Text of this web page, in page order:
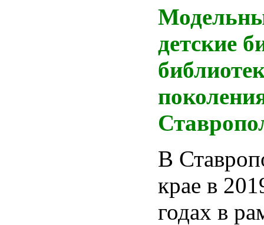
детские
В
крае в
годах в